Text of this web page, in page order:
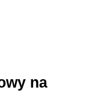
na